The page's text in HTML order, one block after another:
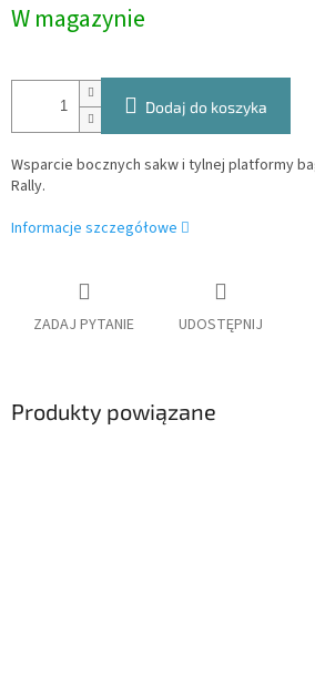
jednostkowa:
W magazynie
Dodaj do koszyka
Wsparcie bocznych sakw i tylnej platformy
Rally.
Informacje szczegółowe
ZADAJ PYTANIE UDOSTĘPNIJ
Produkty powiązane